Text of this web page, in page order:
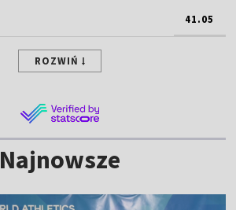
41.05
ROZWIŃ
Najnowsze